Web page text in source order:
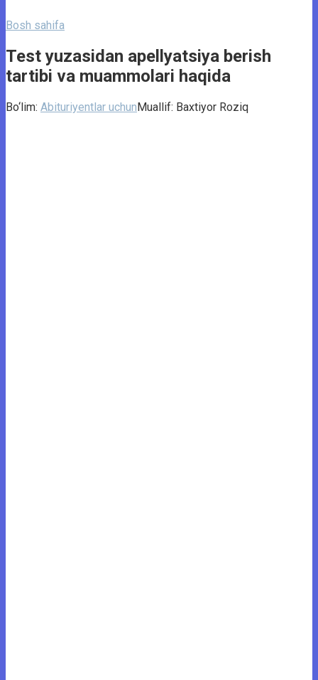
Bosh sahifa
Test yuzasidan apellyatsiya berish
tartibi va muammolari haqida
Bo‘lim: Abituriyentlar uchunMuallif: Baxtiyor Roziq